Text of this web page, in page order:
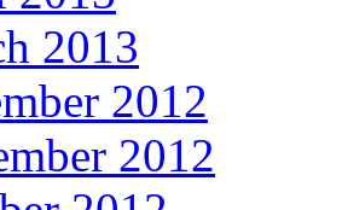
2013
2012
2012